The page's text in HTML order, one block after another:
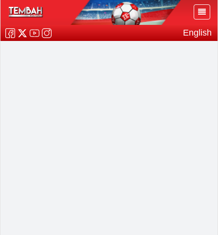
English